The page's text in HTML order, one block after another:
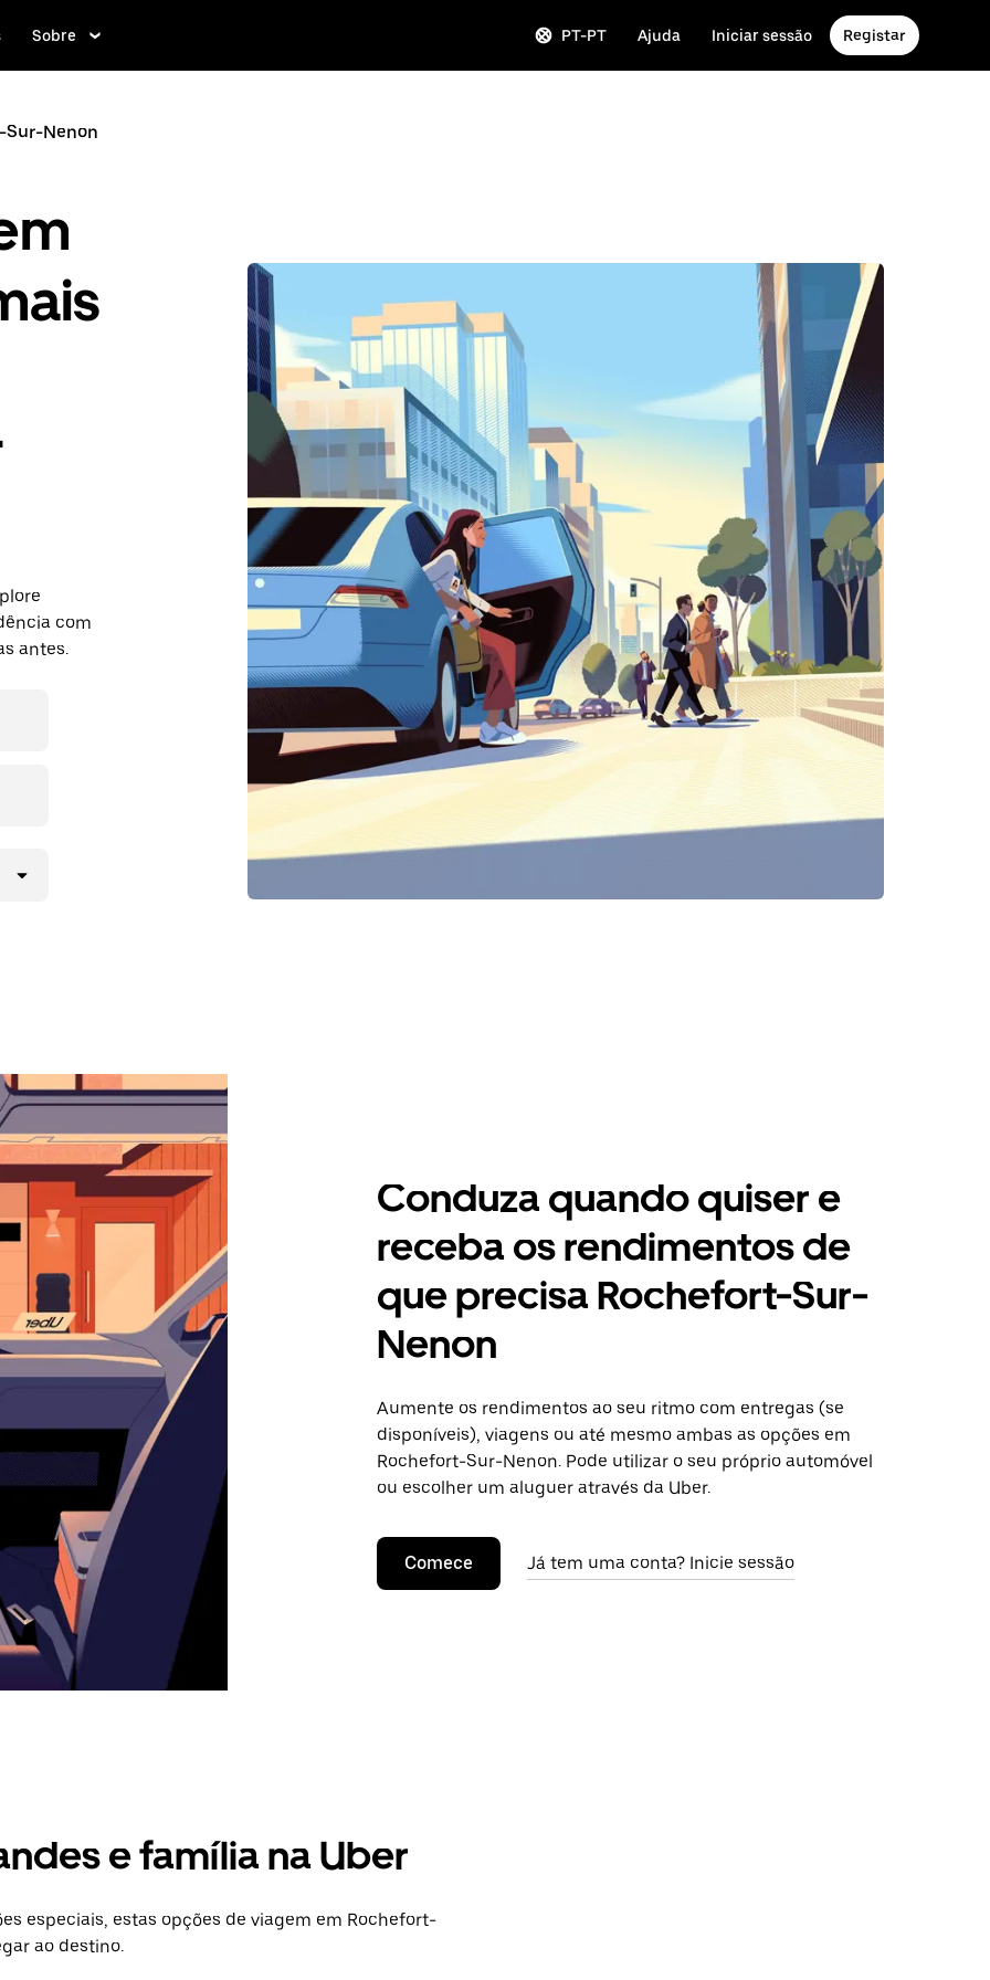
Sobre PT-PT Ajuda Iniciar sessão Registar
Sur-Nenon
com
antes.
Conduza quando quiser e
receba os rendimentos de
que precisa Rochefort-Sur-
Nenon
Aumente os rendimentos ao seu ritmo com entregas (se
disponíveis), viagens ou até mesmo ambas as opções em
Rochefort-Sur-Nenon. Pode utilizar o seu próprio automóvel
ou escolher um aluguer através da Uber.
Comece Já tem uma conta? Inicie sessão
e família na Uber
especiais, estas opções de viagem em Rochefort-
ao destino.